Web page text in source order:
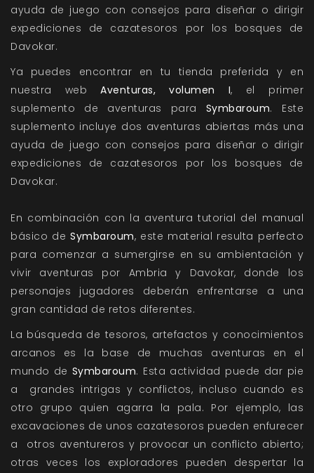
ayuda de juego con consejos para diseñar o dirigir
expediciones de cazatesoros por los bosques de
Davokar.
Ya puedes encontrar en tu tienda preferida y en
nuestra webAventuras, volumen I, el primer
suplemento de aventuras para Symbaroum. Este
suplemento incluye dos aventuras abiertas más una
ayuda de juego con consejos para diseñar o dirigir
expediciones de cazatesoros por los bosques de
Davokar.
En combinación con la aventura tutorial del manual
básico deSymbaroum, este material resulta perfecto
para comenzar a sumergirse en su ambientación y
vivir aventuras por Ambria y Davokar, donde los
personajes jugadores deberán enfrentarse a una
gran cantidad de retos diferentes.
La búsqueda de tesoros, artefactos y conocimientos
arcanos es la base de muchas aventuras en el
mundo de Symbaroum. Esta actividad puede dar pie
a grandes intrigas y conflictos, incluso cuando es
otro grupo quien agarra la pala. Por ejemplo, las
excavaciones de unos cazatesoros pueden enfurecer
a otros aventureros y provocar un conflicto abierto;
otras veces los exploradores pueden despertar la